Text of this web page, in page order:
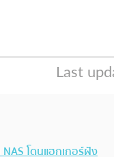
NAS โดนแฮกเกอร์ฝัง